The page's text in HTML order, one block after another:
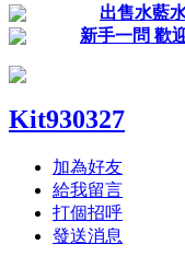
出售水藍
新手一問 歡
Kit930327
加為好友
給我留言
打個招呼
發送消息